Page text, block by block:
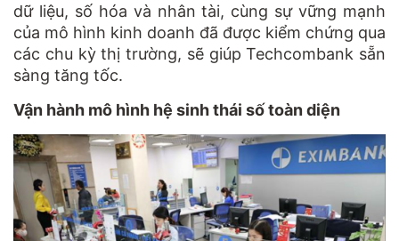
dữ liệu, số hóa và nhân tài, cùng sự vững mạnh
của mô hình kinh doanh đã được kiểm chứng qua
các chu kỳ thị trường, sẽ giúp Techcombank sẵn
sàng tăng tốc.
Vận hành mô hình hệ sinh thái số toàn diện